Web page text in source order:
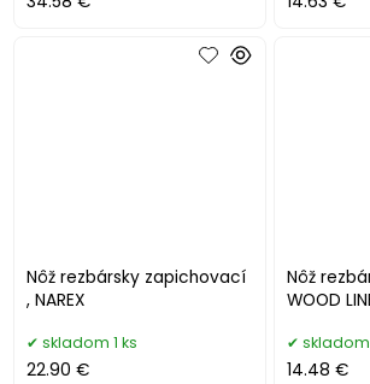
Nôž rezbársky zapichovací
, NAREX
skladom 1 ks
22.90 €
Nôž
WOOD
skladom
14.48 €